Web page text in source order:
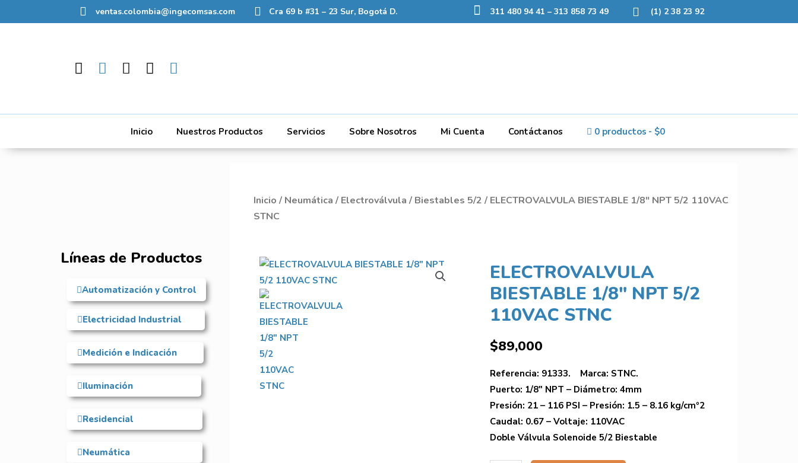
ventas.colombia@ingecomsas.com Cra 69 b #31 – 23 Sur, Bogotá D. 311 480 94 41 – 313 858 73 49 (1) 2 38 23 92
Inicio Nuestros Productos Servicios Sobre Nosotros Mi Cuenta Contáctanos 0 productos $0
Inicio / Neumática / Electroválvula / Biestables 5/2 / ELECTROVALVULA BIESTABLE 1/8″ NPT 5/2 110VAC
STNC
Líneas de Productos
Automatización y Control
Electricidad Industrial
Medición e Indicación
Iluminación
Residencial
Neumática
ELECTROVALVULA
BIESTABLE 1/8″ NPT 5/2
110VAC STNC
$89,000
Referencia: 91333. Marca: STNC.
Puerto: 1/8″ NPT – Diámetro: 4mm
Presión: 21 – 116 PSI – Presión: 1.5 – 8.16 kg/cmº2
Caudal: 0.67 – Voltaje: 110VAC
Doble Válvula Solenoide 5/2 Biestable